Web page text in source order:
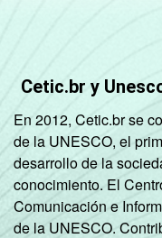
Cetic.br y
En 2012, Cetic.br se
de la UNESCO, el
desarrollo de la
conocimiento. El
Comunicación e
de la UNESCO.